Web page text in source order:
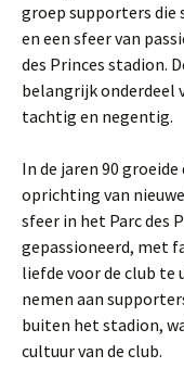
groep supporters die
en een sfeer van
des Princes stadion.
belangrijk onderdeel
tachtig en negentig.
In de jaren 90
oprichting van
sfeer in het Parc des
gepassioneerd, met
liefde voor de club te
nemen aan
buiten het stadion,
cultuur van de club.